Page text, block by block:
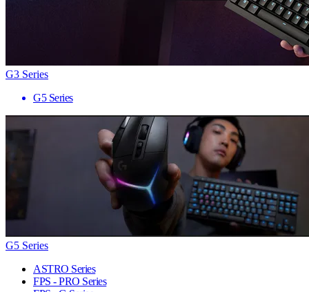
G3 Series
G5 Series
G5 Series
ASTRO Series
FPS - PRO Series